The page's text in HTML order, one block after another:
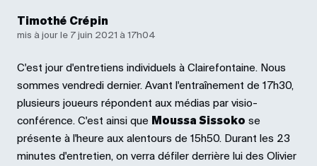
Timothé Crépin
mis à jour le 7 juin 2021 à 17h04
C'est jour d'entretiens individuels à Clairefontaine. Nous
sommes vendredi dernier. Avant l'entraînement de 17h30,
plusieurs joueurs répondent aux médias par visio-
conférence. C'est ainsi que Moussa Sissoko se
présente à l'heure aux alentours de 15h50. Durant les 23
minutes d'entretien, on verra défiler derrière lui des Olivier